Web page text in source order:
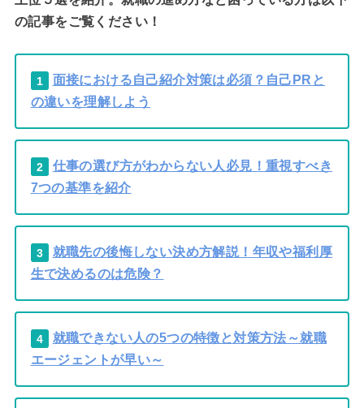
の記事をご覧ください！
1
面接における自己紹介対策は必須？自己PRと
の違いを理解しよう
2
仕事の選び方がわからない人必見！重視すべき
7つの基準を紹介
3
就職先の後悔しない決め方解説！年収や福利厚
生で決めるのは危険？
4
就職できない人の5つの特徴と対策方法～就職
エージェントが早い～